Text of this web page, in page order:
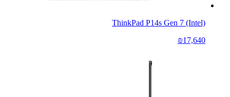
ThinkPad P14s Gen 7 (Intel)
₪17,640